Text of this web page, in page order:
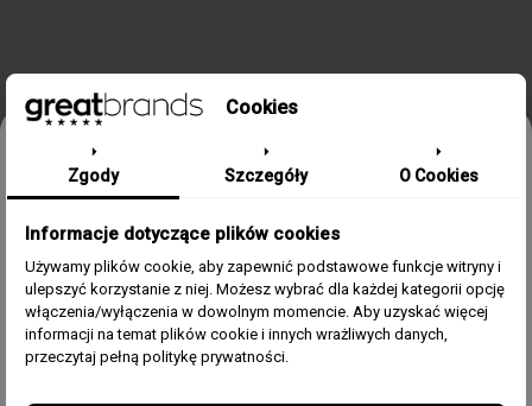
SZCZEGÓŁY PRODUKTU
Kolekcja/Linia CRYSTALS
Płeć Damski
Kolor stalowy
Cookies
Zgody Szczegóły O Cookies
Informacje dotyczące plików cookies
Używamy plików cookie, aby zapewnić podstawowe funkcje witryny i
ulepszyć korzystanie z niej. Możesz wybrać dla każdej kategorii opcję
włączenia/wyłączenia w dowolnym momencie. Aby uzyskać więcej
informacji na temat plików cookie i innych wrażliwych danych,
przeczytaj pełną politykę prywatności.
Odbierz 15% rabatu na pierwsze
zamówienie w greatbrands!
Zapisz się do bezpłatnego Newslettera i dowiaduj się pierwszy o
Email
ZgodaAkceptuję regulamin i wyrażam zgodę na przetwarzanie
powyższych danych osobowych w celu otrzymywania